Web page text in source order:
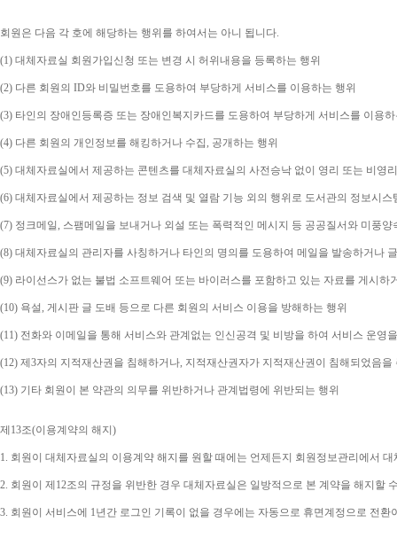
회원은 다음 각 호에 해당하는 행위를 하여서는 아니 됩니다.
(1) 대체자료실 회원가입신청 또는 변경 시 허위내용을 등록하는 행위
(2) 다른 회원의 ID와 비밀번호를 도용하여 부당하게 서비스를 이용하는 행위
(3) 타인의 장애인등록증 또는 장애인복지카드를 도용하여 부당하게 서비스를 이용
(4) 다른 회원의 개인정보를 해킹하거나 수집, 공개하는 행위
(5) 대체자료실에서 제공하는 콘텐츠를 대체자료실의 사전승낙 없이 영리 또는 비영
(6) 대체자료실에서 제공하는 정보 검색 및 열람 기능 외의 행위로 도서관의 정보시스
(7) 정크메일 , 스팸메일을 보내거나 외설 또는 폭력적인 메시지 등 공공질서와 미풍
(8) 대체자료실의 관리자를 사칭하거나 타인의 명의를 도용하여 메일을 발송하거나
(9) 라이선스가 없는 불법 소프트웨어 또는 바이러스를 포함하고 있는 자료를 게시하
(10) 욕설, 게시판 글 도배 등으로 다른 회원의 서비스 이용을 방해하는 행위
(11) 전화와 이메일을 통해 서비스와 관계없는 인신공격 및 비방을 하여 서비스 운영
(12) 제 3자의 지적재산권을 침해하거나, 지적재산권자가 지적재산권이 침해되었음을
(13) 기타 회원이 본 약관의 의무를 위반하거나 관계법령에 위반되는 행위
제 13조(이용계약의 해지 )
1. 회원이 대체자료실의 이용계약 해지를 원할 때에는 언제든지 회원정보관리에서
2. 회원이 제 12조의 규정을 위반한 경우 대체자료실은 일방적으로 본 계약을 해지할
3. 회원이 서비스에 1년간 로그인 기록이 없을 경우에는 자동으로 휴면계정으로 전환